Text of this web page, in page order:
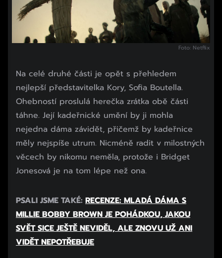
Foto: Netflix
Na celé druhé části je opět s přehledem
nejlepší představitelka Kory, Sofia Boutella.
Ohebností proslulá herečka zrátka obě části
táhne. Její kadeřnické umění by ji mohla
nejedna dáma závidět, přičemž by kadeřnice
měly nejspíše utrum. Nicméně radit v milostných
věcech by nikomu neměla, protože i Bridget
Jonesová je na tom lépe než ona.
PSALI JSME TAKÉ: RECENZE: MLADÁ DÁMA S
MILLIE BOBBY BROWN JE POHÁDKOU, JAKOU
SVĚT SICE JEŠTĚ NEVIDĚL, ALE ZNOVU UŽ ANI
VIDĚT NEPOTŘEBUJE